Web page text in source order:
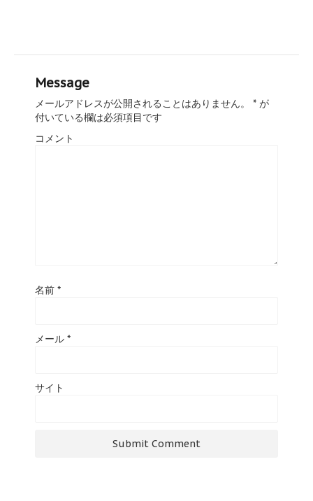
Message
メールアドレスが公開されることはありません。 * が
付いている欄は必須項目です
コメント
名前 *
メール *
サイト